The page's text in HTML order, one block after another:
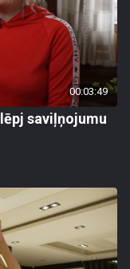
00:03:49
saviļņojumu